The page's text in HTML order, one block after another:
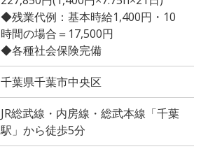
◆残業代例：基本時給1,400円・10
時間の場合＝17,500円
◆各種社会保険完備
千葉県千葉市中央区
JR総武線・内房線・総武本線「千葉
駅」から徒歩5分